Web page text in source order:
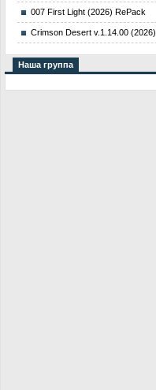
007 First Light (2026) RePack
Crimson Desert v.1.14.00 (2026)
Наша группа